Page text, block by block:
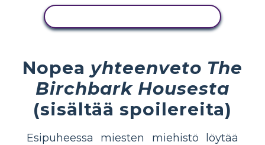
Nopea yhteenveto The
Birchbark Housesta
(sisältää spoilereita)
Esipuheessa miesten miehistö löytää